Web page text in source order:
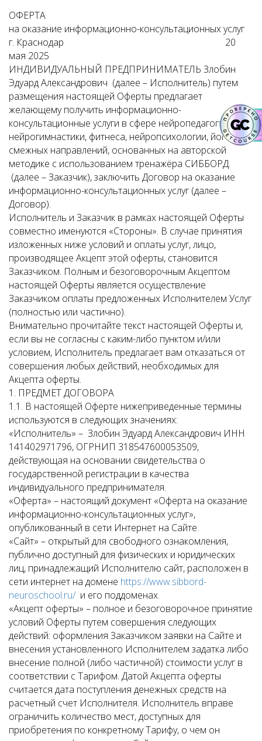
ОФЕРТА
на оказание информационно-консультационных услуг
г. Краснодар 20
мая 2025
ИНДИВИДУАЛЬНЫЙ ПРЕДПРИНИМАТЕЛЬ Злобин
Эдуард Александрович (далее – Исполнитель) путем
размещения настоящей Оферты предлагает
желающему получить информационно-
консультационные услуги в сфере нейропедагогики,
нейрогимнастики, фитнеса, нейропсихологии, йоги и
смежных направлений, основанных на авторской
методике с использованием тренажёра СИББОРД.
(далее – Заказчик), заключить Договор на оказание
информационно-консультационных услуг (далее –
Договор).
Исполнитель и Заказчик в рамках настоящей Оферты
совместно именуются «Стороны». В случае принятия
изложенных ниже условий и оплаты услуг, лицо,
производящее Акцепт этой оферты, становится
Заказчиком. Полным и безоговорочным Акцептом
настоящей Оферты является осуществление
Заказчиком оплаты предложенных Исполнителем Услуг
(полностью или частично).
Внимательно прочитайте текст настоящей Оферты и,
если вы не согласны с каким-либо пунктом и/или
условием, Исполнитель предлагает вам отказаться от
совершения любых действий, необходимых для
Акцепта оферты.
1. ПРЕДМЕТ ДОГОВОРА
1.1. В настоящей Оферте нижеприведенные термины
используются в следующих значениях:
«Исполнитель» – Злобин Эдуард Александрович ИНН
141402971796, ОГРНИП 318547600053509,
действующая на основании свидетельства о
государственной регистрации в качества
индивидуального предпринимателя.
«Оферта» – настоящий документ «Оферта на оказание
информационно-консультационных услуг»,
опубликованный в сети Интернет на Сайте.
«Сайт» – открытый для свободного ознакомления,
публично доступный для физических и юридических
лиц, принадлежащий Исполнителю сайт, расположен в
сети интернет на домене https://www.sibbord-
neuroschool.ru/ и его поддоменах.
«Акцепт оферты» – полное и безоговорочное принятие
условий Оферты путем совершения следующих
действий: оформления Заказчиком заявки на Сайте и
внесения установленного Исполнителем задатка либо
внесение полной (либо частичной) стоимости услуг в
соответствии с Тарифом. Датой Акцепта оферты
считается дата поступления денежных средств на
расчетный счет Исполнителя. Исполнитель вправе
ограничить количество мест, доступных для
приобретения по конкретному Тарифу, о чем он